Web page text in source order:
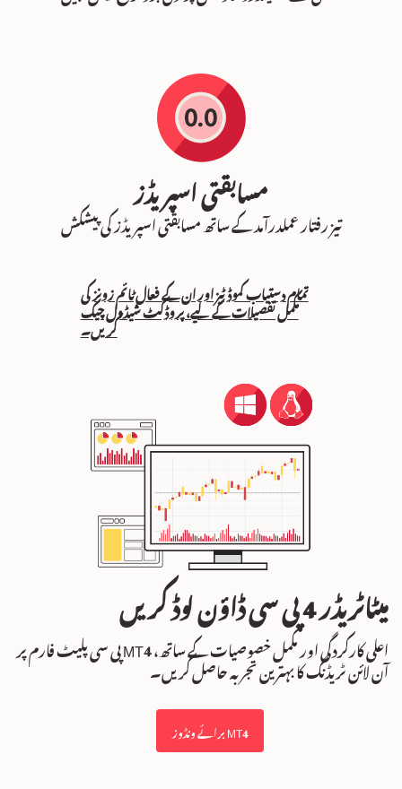
مسابقتی اسپریڈز
تیز رفتار عملدرآمد کے ساتھ مسابقتی اسپریڈز کی پیشکش
تمام دستیاب کموڈٹیز اور ان کے فعال ٹائم زونز کی
مکمل تفصیلات کے لیے، پروڈکٹ شیڈول چیک
کریں۔
میٹاٹریڈر 4 پی سی ڈاؤن لوڈ کریں
اعلی کارکردگی اور مکمل خصوصیات کے ساتھ، MT4 پی سی پلیٹ فارم پر
آن لائن ٹریڈنگ کا بہترین تجربہ حاصل کریں۔
MT4 برائے ونڈوز